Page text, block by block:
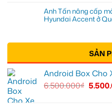
Anh Tấn nâng cấp
Hyundai Accent ở
SẢN
Android Box Cho
6.500.000₫